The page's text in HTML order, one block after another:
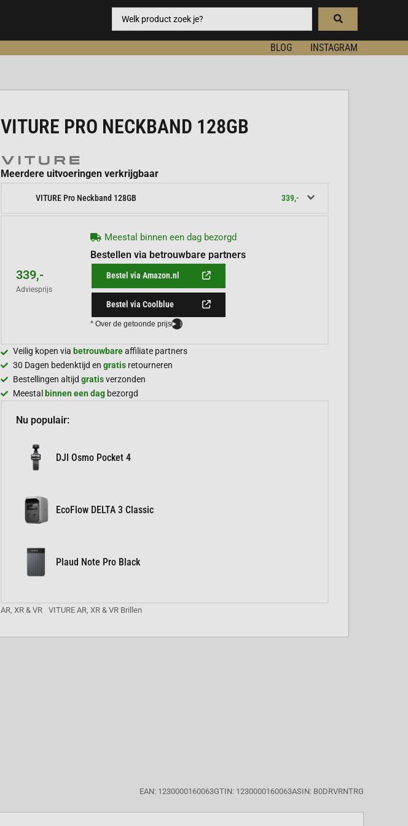
BLOG INSTAGRAM
VITURE PRO NECKBAND 128GB
Meerdere uitvoeringen verkrijgbaar
VITURE Pro Neckband 128GB 339,-
339,-
Adviesprijs
Meestal binnen een dag bezorgd
Bestellen via betrouwbare partners
Bestel via Amazon.nl
Bestel via Coolblue
* Over de getoonde prijs i
Veilig kopen via betrouwbareaffiliate partners
30 Dagen bedenktijd en gratis retourneren
Bestellingen altijd gratisverzonden
Meestal binnen een dag bezorgd
Nu populair:
DJI Osmo Pocket 4
EcoFlow DELTA 3 Classic
Plaud Note Pro Black
AR, XR & VR VITURE AR, XR & VR Brillen
EAN: 1230000160063GTIN: 1230000160063ASIN: B0DRVRNTRG